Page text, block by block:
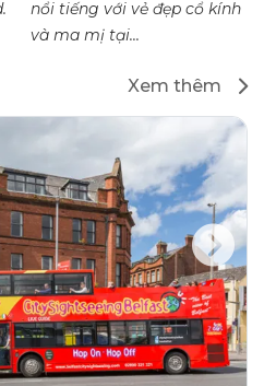
nổi tiếng với vẻ đẹp cổ kính
và ma mị tại...
Xem thêm